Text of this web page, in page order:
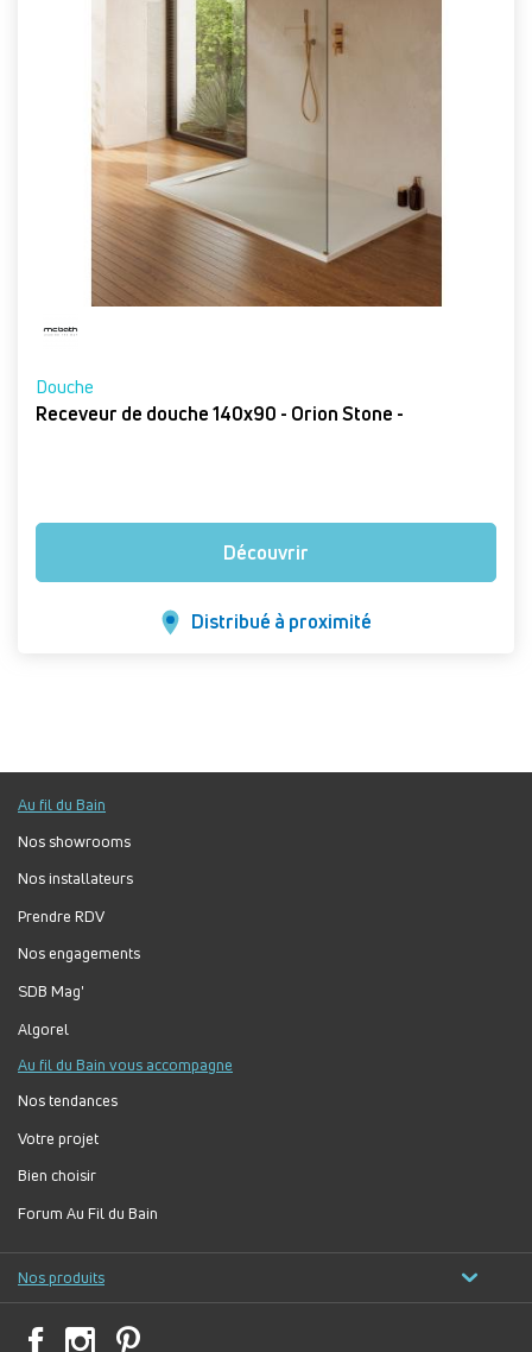
Douche
Receveur de douche 140x90 - Orion Stone -
Découvrir
Distribué à proximité
Au fil du Bain
Nos showrooms
Nos installateurs
Prendre RDV
Nos engagements
SDB Mag'
Algorel
Au fil du Bain vous accompagne
Nos tendances
Votre projet
Bien choisir
Forum Au Fil du Bain
Nos produits